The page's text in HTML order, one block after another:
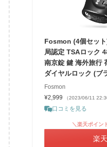
Fosmon (4個セッ
局認定 TSAロック
南京錠 鍵 海外旅行
ダイヤルロック (ブ
Fosmon
¥2,999
（2023/06/11
口コミを見る
＼楽天ポイン
楽